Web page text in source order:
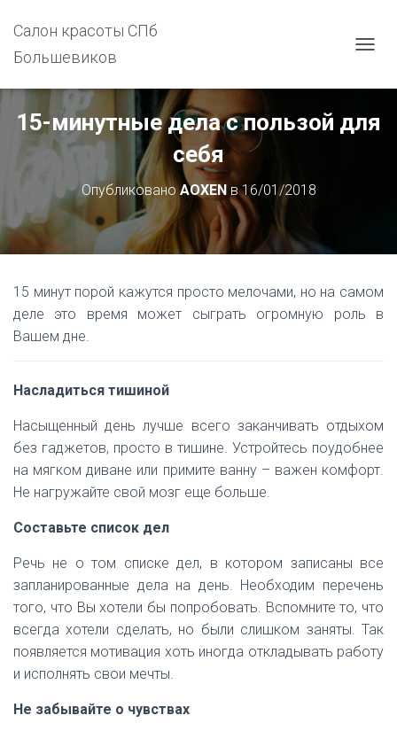
Салон красоты СПб
Большевиков
Р
К
И
15-минутные дела с пользой для
себя
ОпубликованоAOXENв16/01/2018
15 минут порой кажутся просто мелочами, но на самом
деле это время может сыграть огромную роль в
Вашем дне.
Насладиться тишиной
Насыщенный день лучше всего заканчивать отдыхом
без гаджетов, просто в тишине. Устройтесь поудобнее
на мягком диване или примите ванну – важен комфорт.
Не нагружайте свой мозг еще больше.
Составьте список дел
Речь не о том списке дел, в котором записаны все
запланированные дела на день. Необходим перечень
того, что Вы хотели бы попробовать. Вспомните то, что
всегда хотели сделать, но были слишком заняты. Так
появляется мотивация хоть иногда откладывать работу
и исполнять свои мечты.
Не забывайте о чувствах